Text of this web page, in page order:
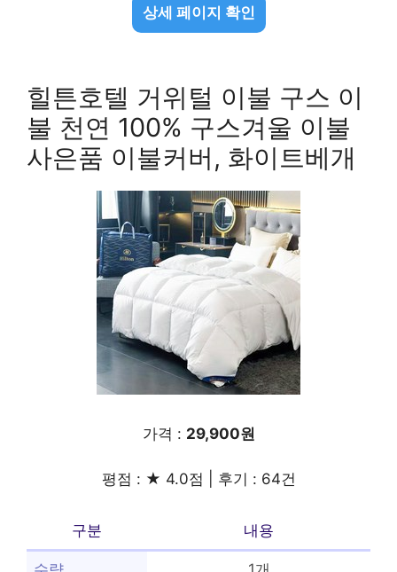
상세 페이지 확인
힐튼호텔 거위털 이불 구스 이
불 천연 100% 구스겨울 이불
사은품 이불커버, 화이트베개
가격 : 29,900원
평점 : ★ 4.0점 | 후기 : 64건
구분 내용